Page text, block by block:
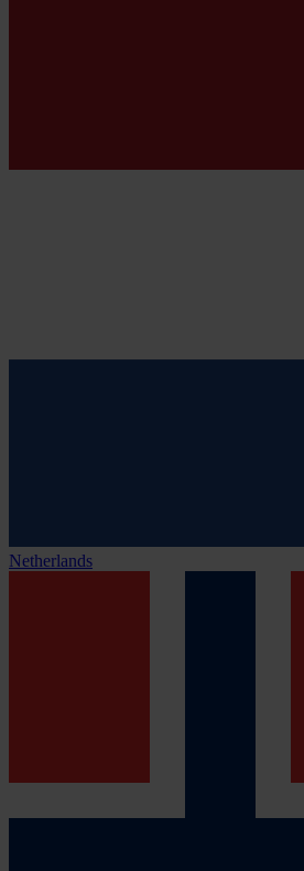
Netherlands